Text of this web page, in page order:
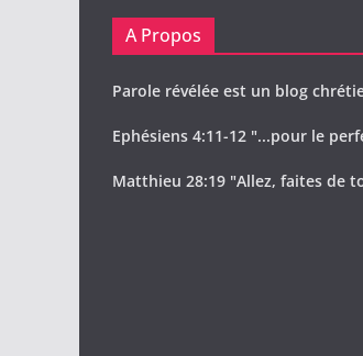
A Propos
Parole révélée est un blog
Ephésiens 4:11-12 "...pour le
Matthieu 28:19 "Allez, faites de